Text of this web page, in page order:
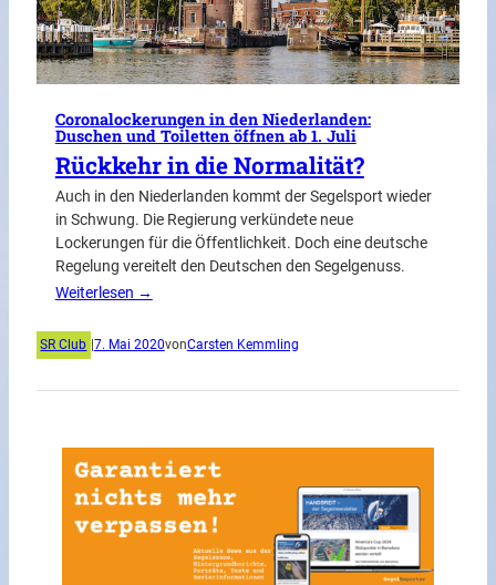
Coronalockerungen in den Niederlanden:
Duschen und Toiletten öffnen ab 1. Juli
Rückkehr in die Normalität?
Auch in den Niederlanden kommt der Segelsport wieder
in Schwung. Die Regierung verkündete neue
Lockerungen für die Öffentlichkeit. Doch eine deutsche
Regelung vereitelt den Deutschen den Segelgenuss.
Weiterlesen →
SR Club 7. Mai 2020vonCarsten Kemmling